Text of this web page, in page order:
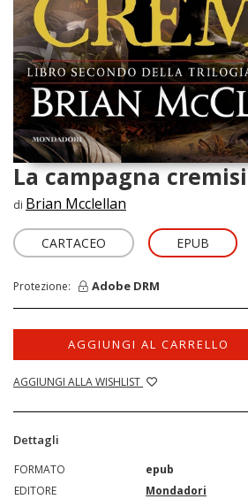
La campagna cremisi
di Brian Mcclellan
CARTACEO EPUB
Protezione: Adobe DRM
AGGIUNGI AL CARRELLO
AGGIUNGI ALLA WISHLIST
Dettagli
FORMATO
epub
EDITORE
Mondadori